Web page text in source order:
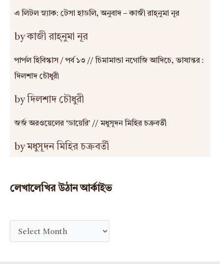
এ লিটল স্ন্যাক: টেসা হাডলি, অনুবাদ – কাজী রাহ্‌নুমা নূর
by কাজী রাহ্‌নুমা নূর
পার্পল হিবিস্কাস / পর্ব ১৩ // চিমামান্ডা নগোজি আদিচে, ভাষান্তর :
দিলশাদ চৌধুরী
by দিলশাদ চৌধুরী
জর্জ অরওয়েলের ‘ডায়েরি’ // মধুসূদন মিহির চক্রবর্তী
by মধুসূদন মিহির চক্রবর্তী
লেখালেখির উঠান আর্কাইভ
r